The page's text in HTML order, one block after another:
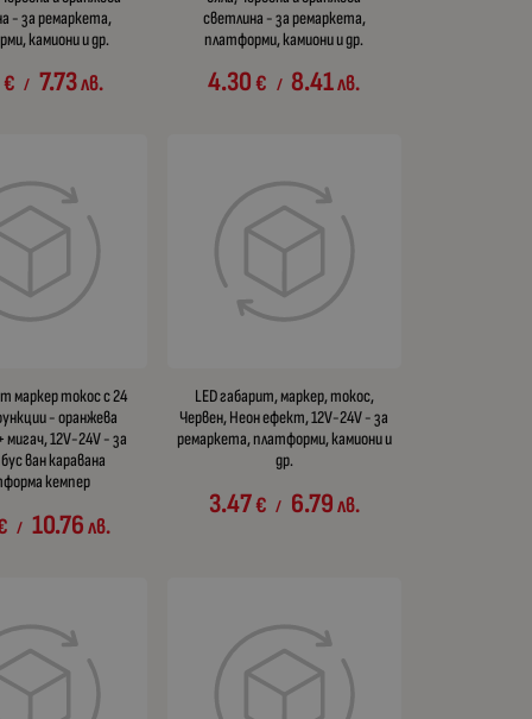
- за ремаркета,
камиони и др.
€ / 7.73лв.
светлина - за ремаркета,
платформи, камиони и др.
4.30€ / 8.41лв.
маркер токос с 24
- оранжева
мигач, 12V-24V - за
ван каравана
кемпер
/ 10.76лв.
LED габарит, маркер, токос,
Червен, Неон ефект, 12V-24V - за
ремаркета, платформи, камиони и
др.
3.47€ / 6.79лв.